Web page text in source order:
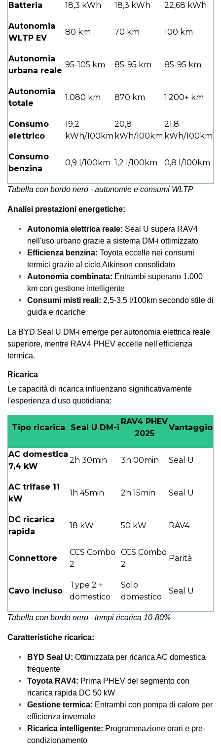
Batteria 18,3 kWh 18,3 kWh 22,68 kWh
Autonomia
WLTP EV
80 km 70 km 100 km
Autonomia
urbana reale
95-105 km 85-95 km 85-95 km
Autonomia
totale
1.080 km 870 km 1.200+ km
Consumo
elettrico
19,2
kWh/100km
20,8
kWh/100km
21,8
kWh/100km
Consumo
benzina
0,9 l/100km 1,2 l/100km 0,8 l/100km
Tabella con bordo nero - autonomie e consumi WLTP
Analisi prestazioni energetiche:
Autonomia elettrica reale: Seal U supera RAV4
nell'uso urbano grazie a sistema DM-i ottimizzato
Efficienza benzina: Toyota eccelle nei consumi
termici grazie al ciclo Atkinson consolidato
Autonomia combinata: Entrambi superano 1.000
km con gestione intelligente
Consumi misti reali: 2,5-3,5 l/100km secondo stile di
guida e ricariche
La BYD Seal U DM-i emerge per autonomia elettrica reale
superiore, mentre RAV4 PHEV eccelle nell'efficienza
termica.
Ricarica
Le capacità di ricarica influenzano significativamente
l'esperienza d'uso quotidiana:
Tipo ricarica Seal U DM-i
RAV4 PHEV
2025
Vantaggio
AC domestica
7,4 kW
2h 30min 3h 00min Seal U
AC trifase 11
kW
1h 45min 2h 15min Seal U
DC ricarica
rapida
18 kW 50 kW RAV4
Connettore
CCS Combo
2
CCS Combo
2
Parità
Cavo incluso
Type 2 +
domestico
Solo
domestico
Seal U
Tabella con bordo nero - tempi ricarica 10-80%
Caratteristiche ricarica:
BYD Seal U: Ottimizzata per ricarica AC domestica
frequente
Toyota RAV4: Prima PHEV del segmento con
ricarica rapida DC 50 kW
Gestione termica: Entrambi con pompa di calore per
efficienza invernale
Ricarica intelligente: Programmazione orari e pre-
condizionamento